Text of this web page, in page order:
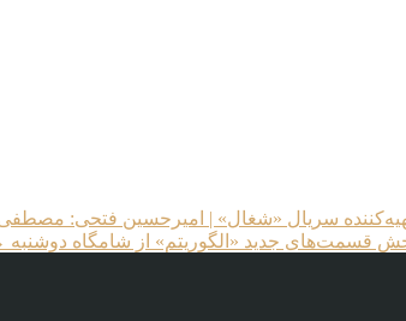
سریال «شغال» | امیرحسین فتحی: مصطفی
قسمت‌های جدید «الگوریتم» از شامگاه دوشنبه